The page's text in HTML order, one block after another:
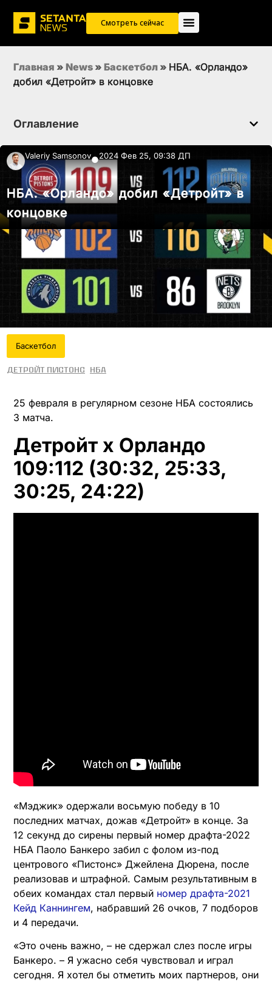
Смотреть сейчас
Главная » News » Баскетбол » НБА. «Орландо»
добил «Детройт» в концовке
Оглавление
Valeriy Samsonov●2024 Фев 25, 09:38 ДП
НБА. «Орландо» добил «Детройт» в
концовке
Баскетбол
Детройт Пистонс НБА
25 февраля в регулярном сезоне НБА состоялись
3 матча.
Детройт x Орландо
109:112 (30:32, 25:33,
30:25, 24:22)
«Мэджик» одержали восьмую победу в 10
последних матчах, дожав «Детройт» в конце. За
12 секунд до сирены первый номер драфта-2022
НБА Паоло Банкеро забил с фолом из-под
центрового «Пистонс» Джейлена Дюрена, после
реализовав и штрафной. Самым результативным в
обеих командах стал первый номер драфта-2021
Кейд Каннингем, набравший 26 очков, 7 подборов
и 4 передачи.
«Это очень важно, – не сдержал слез после игры
Банкеро. – Я ужасно себя чувствовал и играл
сегодня. Я хотел бы отметить моих партнеров, они